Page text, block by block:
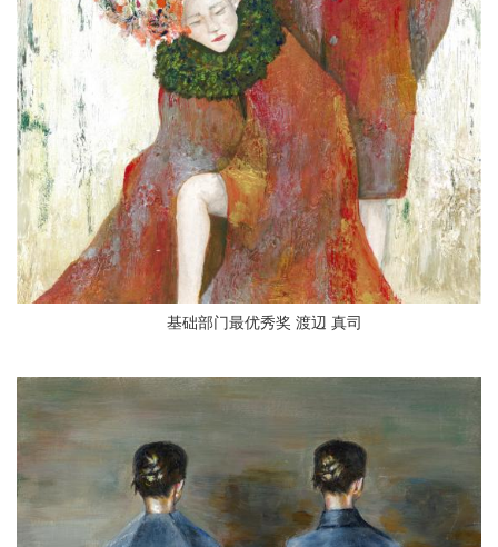
基础部门最优秀奖 渡辺 真司